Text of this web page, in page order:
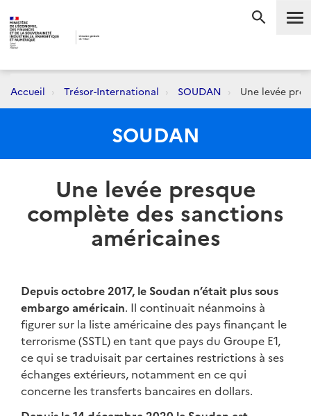
Accueil Trésor-International SOUDAN Une levée
SOUDAN
Une levée presque
complète des sanctions
américaines
Depuis octobre 2017, le Soudan n’était plus sous
embargo américain. Il continuait néanmoins à
figurer sur la liste américaine des pays finançant le
terrorisme (SSTL) en tant que pays du Groupe E1,
ce qui se traduisait par certaines restrictions à ses
échanges extérieurs, notamment en ce qui
concerne les transferts bancaires en dollars.